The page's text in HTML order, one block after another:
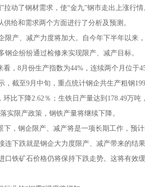
动了钢材需求，使“金九”钢市走出上涨行情
给和需求两个方面进行了分析及预测。
产、减产力度将加大。自今年下半年以来
企纷纷通过检修来实现限产、减产目标。
8月份生产指数为44%，连续两个月位于
截至9月中旬，重点统计钢企共生产粗钢
比下降2.62％；生铁日产量达到178.49万吨
实限产政策，钢铁产量将继续下降。
，钢企限产、减产将是一项长期工作，预
连下跌就是钢企大力度限产、减产带来的结
口铁矿石价格仍将保持下跌走势。这将有效